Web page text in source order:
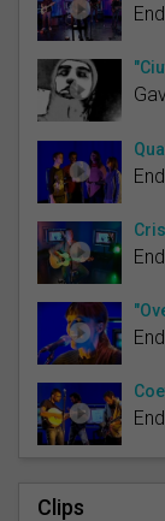
Clips